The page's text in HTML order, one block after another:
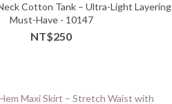
Cotton Tank – Ultra-Light Layering
Must-Have - 10147
NT$250